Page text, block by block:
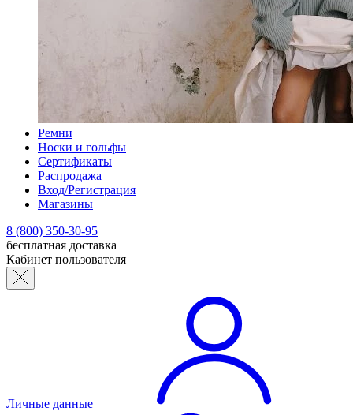
Ремни
Носки и гольфы
Сертификаты
Распродажа
Вход/Регистрация
Магазины
8 (800) 350-30-95
бесплатная доставка
Кабинет пользователя
Личные данные